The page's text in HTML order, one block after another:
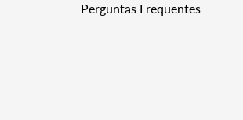
Perguntas Frequentes